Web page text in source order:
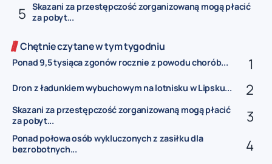
Skazani za przestępczość zorganizowaną mogą płacić
za pobyt...
Chętnie czytane w tym tygodniu
Ponad 9,5 tysiąca zgonów rocznie z powodu chorób...
Dron z ładunkiem wybuchowym na lotnisku w Lipsku...
Skazani za przestępczość zorganizowaną mogą płacić
za pobyt...
Ponad połowa osób wykluczonych z zasiłku dla
bezrobotnych...